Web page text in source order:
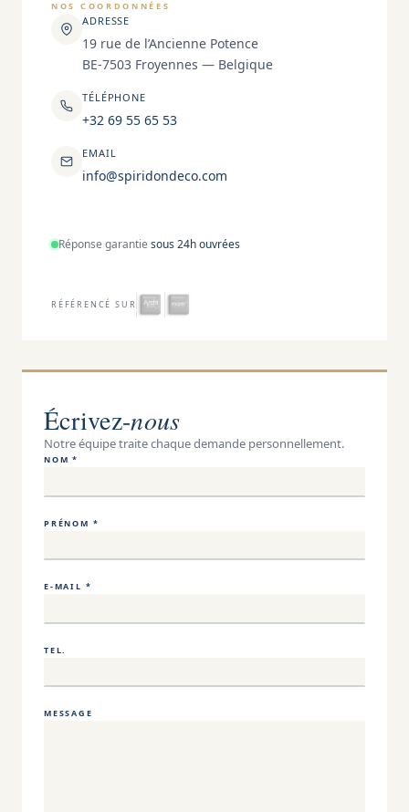
NOS COORDONNÉES
ADRESSE
19 rue de l’Ancienne Potence
BE-7503 Froyennes — Belgique
TÉLÉPHONE
+32 69 55 65 53
EMAIL
info@spiridondeco.com
Réponse garantie sous 24h ouvrées
RÉFÉRENCÉ SUR
Écrivez-nous
Notre équipe traite chaque demande personnellement.
NOM *
PRÉNOM *
E-MAIL *
TEL.
MESSAGE